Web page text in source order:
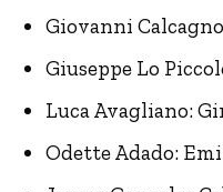
Giovanni
Giuseppe Lo
Luca Avagliano:
Odette Adado: